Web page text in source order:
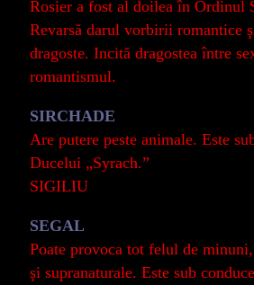
Rosier a fost al doilea în Ordinul
Revarsă darul vorbirii romantice
dragoste. Incită dragostea între
romantismul.
SIRCHADE
Are putere peste animale. Este
Ducelui „Syrach.”
SIGILIU
SEGAL
Poate provoca tot felul de
şi supranaturale. Este sub